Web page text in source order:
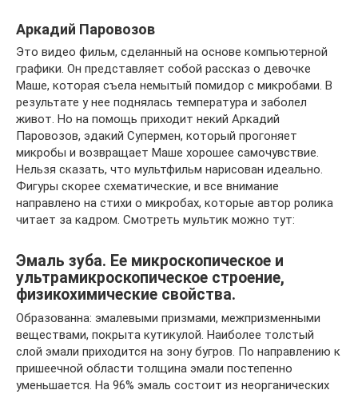
Аркадий Паровозов
Это видео фильм, сделанный на основе компьютерной
графики. Он представляет собой рассказ о девочке
Маше, которая съела немытый помидор с микробами. В
результате у нее поднялась температура и заболел
живот. Но на помощь приходит некий Аркадий
Паровозов, эдакий Супермен, который прогоняет
микробы и возвращает Маше хорошее самочувствие.
Нельзя сказать, что мультфильм нарисован идеально.
Фигуры скорее схематические, и все внимание
направлено на стихи о микробах, которые автор ролика
читает за кадром. Смотреть мультик можно тут:
Эмаль зуба. Ее микроскопическое и
ультрамикроскопическое строение,
физикохимические свойства.
Образованна: эмалевыми призмами, межпризменными
веществами, покрыта кутикулой. Наиболее толстый
слой эмали приходится на зону бугров. По направлению к
пришеечной области толщина эмали постепенно
уменьшается. На 96% эмаль состоит из неорганических